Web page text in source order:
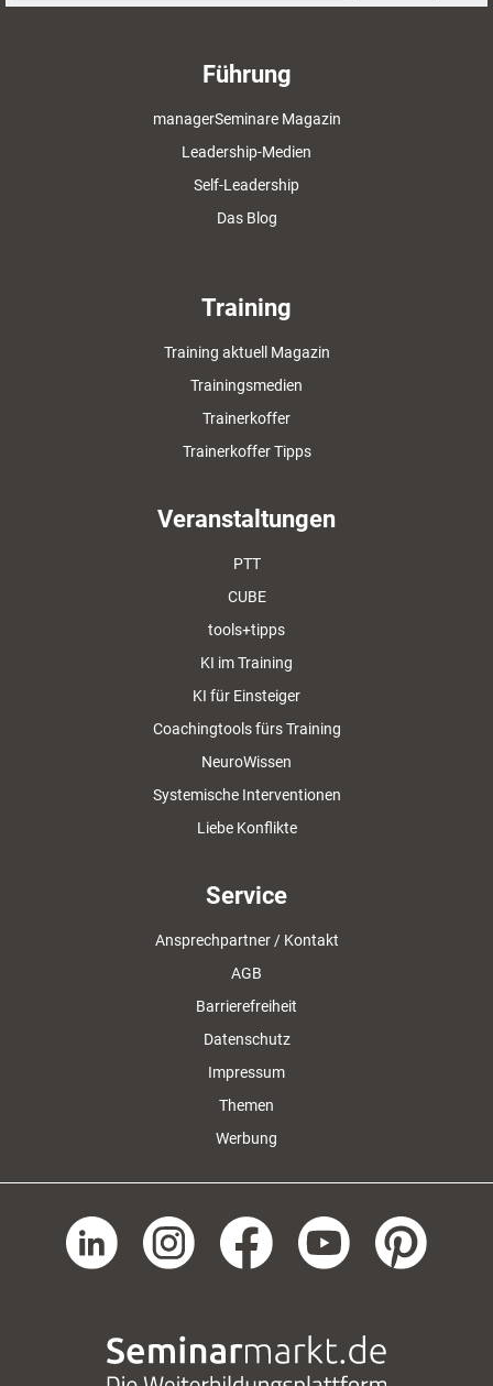
Führung
managerSeminare Magazin
Leadership-Medien
Self-Leadership
Das Blog
Training
Training aktuell Magazin
Trainingsmedien
Trainerkoffer
Trainerkoffer Tipps
Veranstaltungen
PTT
CUBE
tools+tipps
KI im Training
KI für Einsteiger
Coachingtools fürs Training
NeuroWissen
Systemische Interventionen
Liebe Konflikte
Service
Ansprechpartner / Kontakt
AGB
Barrierefreiheit
Datenschutz
Impressum
Themen
Werbung